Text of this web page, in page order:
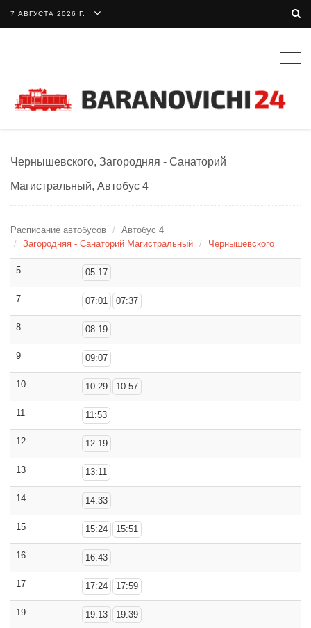
7 АВГУСТА 2026 Г.
Чернышевского, Загородняя - Санаторий
Магистральный, Автобус 4
Расписание автобусов
Автобус 4
Загородняя - Санаторий Магистральный
Чернышевского
5 05:17
7 07:01 07:37
8 08:19
9 09:07
10 10:29 10:57
11 11:53
12 12:19
13 13:11
14 14:33
15 15:24 15:51
16 16:43
17 17:24 17:59
19 19:13 19:39